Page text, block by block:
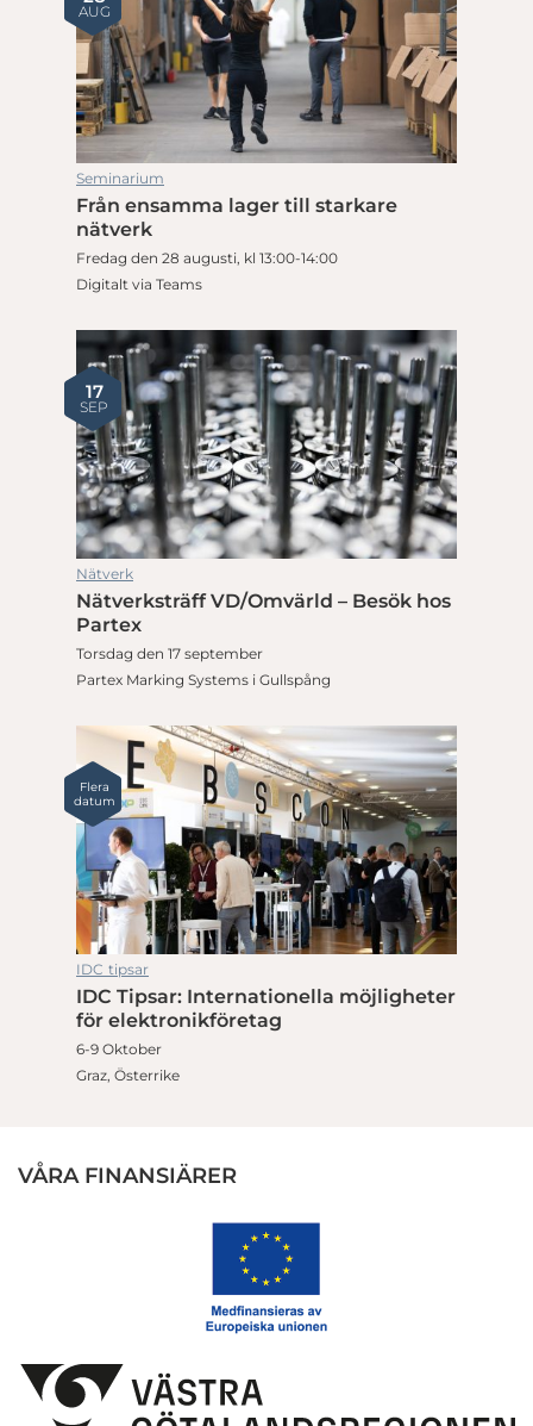
AUG
Seminarium
Från ensamma lager till starkare
nätverk
Fredag den 28 augusti, kl 13:00-14:00
Digitalt via Teams
17
SEP
Nätverk
Nätverksträff VD/Omvärld – Besök hos
Partex
Torsdag den 17 september
Partex Marking Systems i Gullspång
Flera
datum
IDC tipsar
IDC Tipsar: Internationella möjligheter
för elektronikföretag
6-9 Oktober
Graz, Österrike
VÅRA FINANSIÄRER